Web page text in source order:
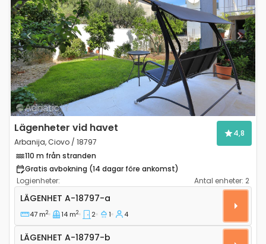
Previous Next
Lägenheter vid havet
Arbanija, Ciovo / 18797
4,8
110 m från stranden
Gratis avbokning (14 dagar före ankomst)
Logienheter:
Antal enheter: 2
Tvårumslägenhet Arbanija, Ciovo A-18797-a
LÄGENHET A-18797-a
47 m2 14 m2 2 1 4
Lägenhet A-18797-b
LÄGENHET A-18797-b